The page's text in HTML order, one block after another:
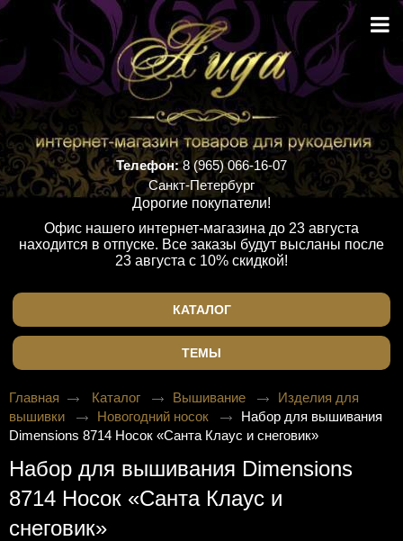
Телефон:8 (965) 066-16-07
Санкт-Петербург
Дорогие покупатели!
Офис нашего интернет-магазина до 23 августа
находится в отпуске. Все заказы будут высланы после
23 августа с 10% скидкой!
КАТАЛОГ
ТЕМЫ
Главная Каталог Вышивание
Изделия для
вышивки
Новогодний носок
Набор для вышивания
Dimensions 8714 Носок «Санта Клаус и снеговик»
Набор для вышивания Dimensions
8714 Носок «Санта Клаус и
снеговик»